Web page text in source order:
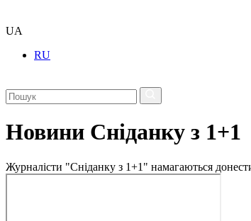
UA
RU
Новини Сніданку з 1+1
Журналісти "Сніданку з 1+1" намагаються